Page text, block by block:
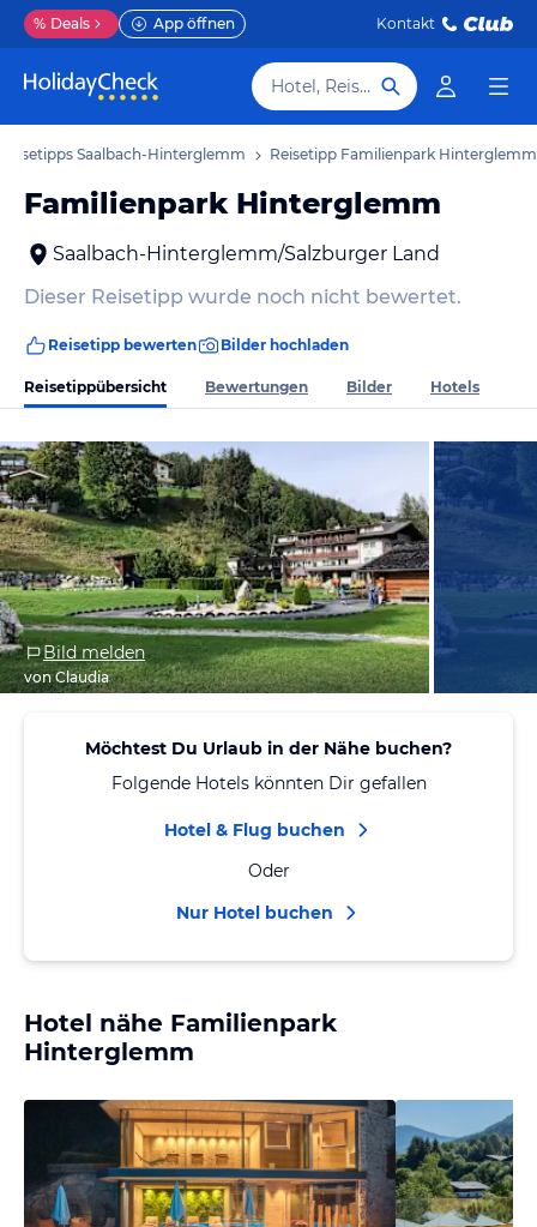
% Deals App öffnen Kontakt
Hotel, Reiseziel
Reisetipps Saalbach-Hinterglemm Reisetipp Familienpark Hinterglemm
Familienpark Hinterglemm
Saalbach-Hinterglemm/Salzburger Land
Dieser Reisetipp wurde noch nicht bewertet.
Reisetipp bewerten Bilder hochladen
Reisetippübersicht Bewertungen Bilder Hotels
Bild melden
von Claudia
Möchtest Du Urlaub in der Nähe buchen?
Folgende Hotels könnten Dir gefallen
Hotel & Flug buchen
Oder
Nur Hotel buchen
Hotel nähe Familienpark
Hinterglemm